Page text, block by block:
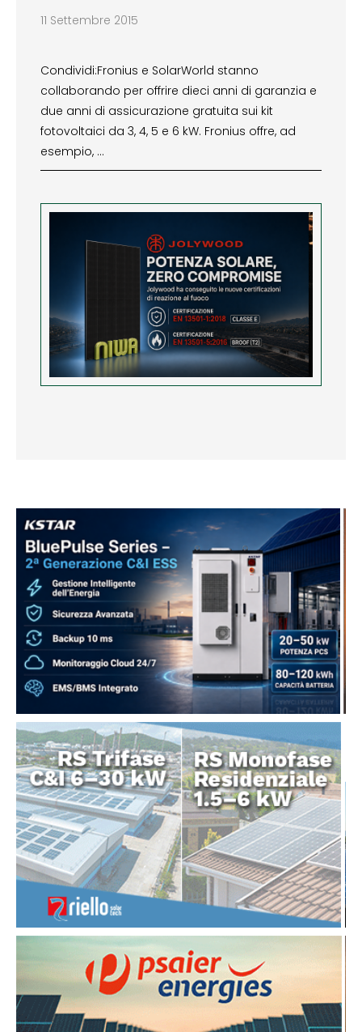
11 Settembre 2015
Condividi:Fronius e SolarWorld stanno
collaborando per offrire dieci anni di garanzia e
due anni di assicurazione gratuita sui kit
fotovoltaici da 3, 4, 5 e 6 kW. Fronius offre, ad
esempio, …